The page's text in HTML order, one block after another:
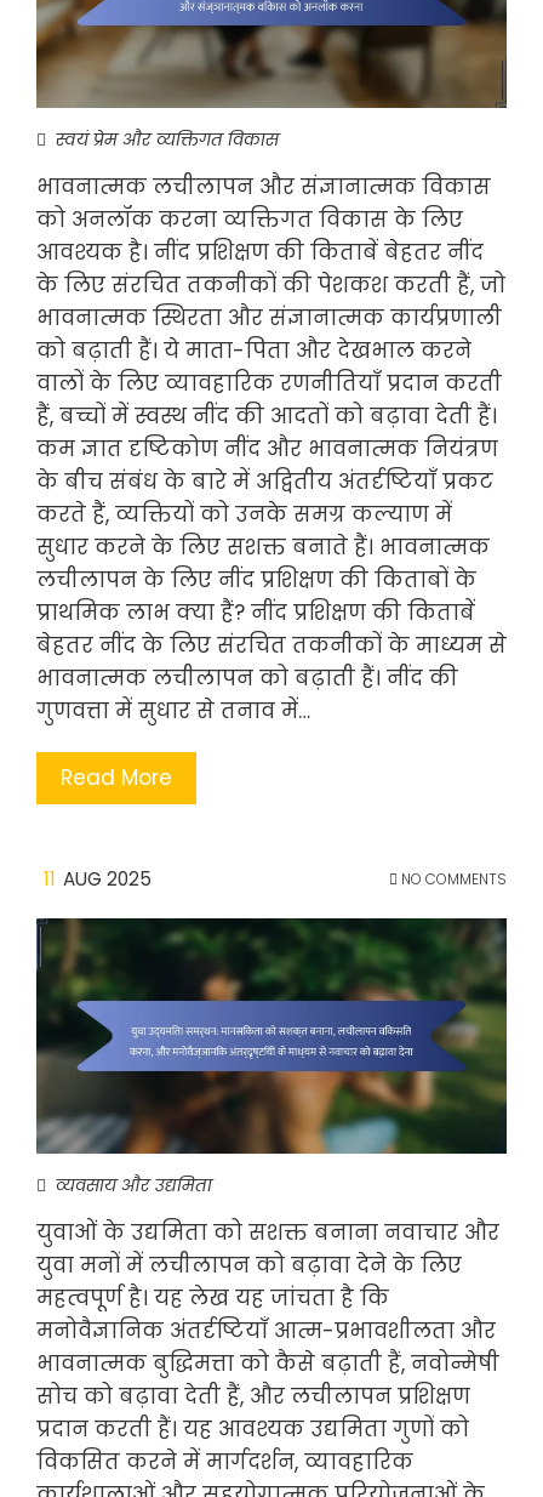
स्वयं प्रेम और व्यक्तिगत विकास
भावनात्मक लचीलापन और संज्ञानात्मक विकास
को अनलॉक करना व्यक्तिगत विकास के लिए
आवश्यक है। नींद प्रशिक्षण की किताबें बेहतर नींद
के लिए संरचित तकनीकों की पेशकश करती हैं, जो
भावनात्मक स्थिरता और संज्ञानात्मक कार्यप्रणाली
को बढ़ाती हैं। ये माता-पिता और देखभाल करने
वालों के लिए व्यावहारिक रणनीतियाँ प्रदान करती
हैं, बच्चों में स्वस्थ नींद की आदतों को बढ़ावा देती हैं।
कम ज्ञात दृष्टिकोण नींद और भावनात्मक नियंत्रण
के बीच संबंध के बारे में अद्वितीय अंतर्दृष्टियाँ प्रकट
करते हैं, व्यक्तियों को उनके समग्र कल्याण में
सुधार करने के लिए सशक्त बनाते हैं। भावनात्मक
लचीलापन के लिए नींद प्रशिक्षण की किताबों के
प्राथमिक लाभ क्या हैं? नींद प्रशिक्षण की किताबें
बेहतर नींद के लिए संरचित तकनीकों के माध्यम से
भावनात्मक लचीलापन को बढ़ाती हैं। नींद की
गुणवत्ता में सुधार से तनाव में…
Read More
11 AUG 2025 NO COMMENTS
व्यवसाय और उद्यमिता
युवाओं के उद्यमिता को सशक्त बनाना नवाचार और
युवा मनों में लचीलापन को बढ़ावा देने के लिए
महत्वपूर्ण है। यह लेख यह जांचता है कि
मनोवैज्ञानिक अंतर्दृष्टियाँ आत्म-प्रभावशीलता और
भावनात्मक बुद्धिमत्ता को कैसे बढ़ाती हैं, नवोन्मेषी
सोच को बढ़ावा देती हैं, और लचीलापन प्रशिक्षण
प्रदान करती हैं। यह आवश्यक उद्यमिता गुणों को
विकसित करने में मार्गदर्शन, व्यावहारिक